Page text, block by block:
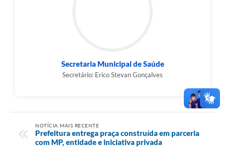
Secretaria Municipal de Saúde
Secretário: Erico Stevan Gonçalves
NOTÍCIA MAIS RECENTE
Prefeitura entrega praça construída em parceria
com MP, entidade e iniciativa privada